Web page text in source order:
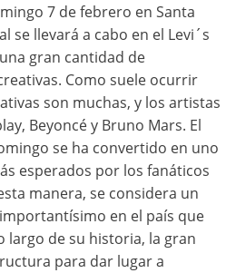
7 de febrero en Santa
se llevará a cabo en el Levi´s
gran cantidad de
Como suele ocurrir
son muchas, y los artistas
Beyoncé y Bruno Mars. El
se ha convertido en uno
esperados por los fanáticos
manera, se considera un
en el país que
largo de su historia, la gran
para dar lugar a